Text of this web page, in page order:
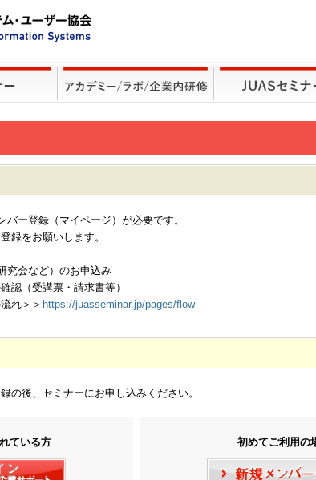
ー登録（マイページ）が必要です。
録をお願いします。
究会など）のお申込み
認（受講票・請求書等）
れ＞＞ https://juasseminar.jp/pages/flow
の後、セミナーにお申し込みください。
ている方 初めてご利用の